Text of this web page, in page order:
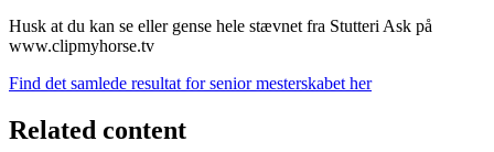
Husk at du kan se eller gense hele stævnet fra Stutteri Ask på
www.clipmyhorse.tv
Find det samlede resultat for senior mesterskabet her
Related content